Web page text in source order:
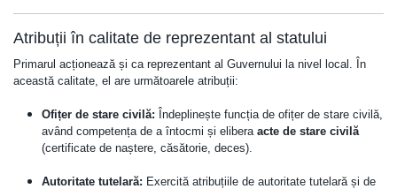
Atribuții în calitate de reprezentant al statului
Primarul acționează și ca reprezentant al Guvernului la nivel local. În
această calitate, el are următoarele atribuții:
Ofițer de stare civilă: Îndeplinește funcția de ofițer de stare civilă,
având competența de a întocmi și elibera acte de stare civilă
(certificate de naștere, căsătorie, deces).
Autoritate tutelară: Exercită atribuțiile de autoritate tutelară și de